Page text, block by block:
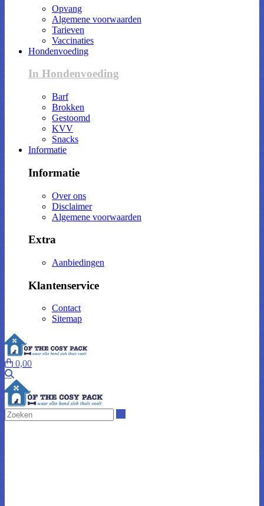
Opvang
Algemene voorwaarden
Tarieven
Vaccinaties
Hondenvoeding
In Hondenvoeding
Barf
Brokken
Gestoomd
KVV
Snacks
Informatie
Informatie
Over ons
Disclaimer
Algemene voorwaarden
Extra
Aanbiedingen
Klantenservice
Contact
Sitemap
0,00